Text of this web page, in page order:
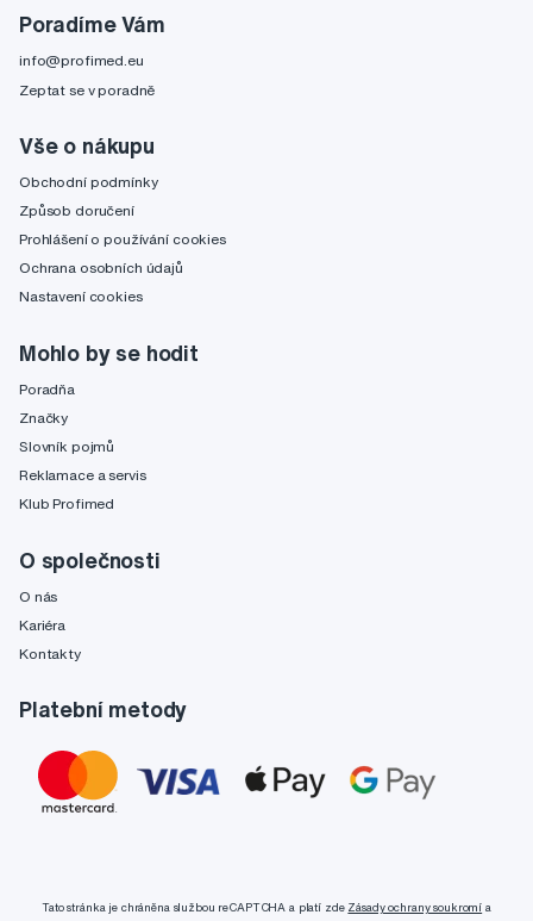
Poradíme Vám
info@profimed.eu
Zeptat se v poradně
Vše o nákupu
Obchodní podmínky
Způsob doručení
Prohlášení o používání cookies
Ochrana osobních údajů
Nastavení cookies
Mohlo by se hodit
Poradňa
Značky
Slovník pojmů
Reklamace a servis
Klub Profimed
O společnosti
O nás
Kariéra
Kontakty
Platební metody
Tato stránka je chráněna službou reCAPTCHA a platí zde Zásady ochrany soukromí a